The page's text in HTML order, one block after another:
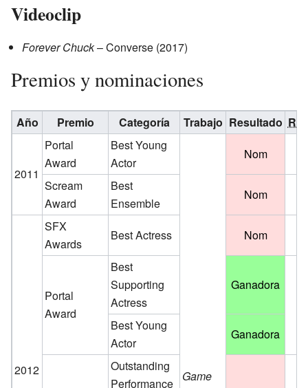
Videoclip
Forever Chuck– Converse (2017)
Premios y nominaciones
Año Premio Categoría Trabajo Resultado Ref.
2011
Portal
Award
Best Young
Actor
Game
Nom
Scream
Award
Best
Ensemble
Nom
2012
SFX
Awards
Best Actress Nom
Portal
Award
Best
Supporting
Actress
Ganadora
Best Young
Actor
Ganadora
Outstanding
Performance